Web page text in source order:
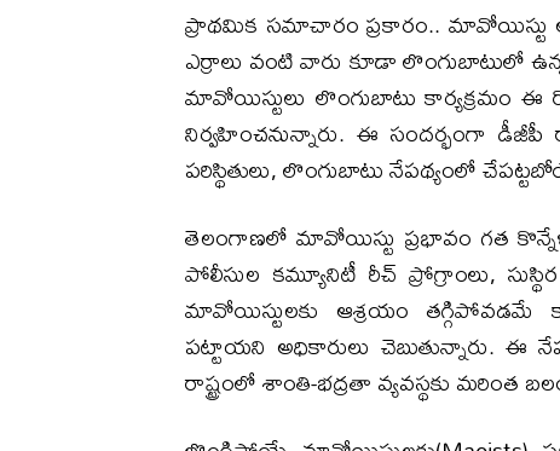
ప్రాథమిక సమాచారం ప్రకారం..
ఎర్రాలు వంటి వారు కూడా లొంగుబాటులో
మావోయిస్టులు లొంగుబాటు కార్యక్రమం
నిర్వహించనున్నారు. ఈ సందర్భంగా
పరిస్థితులు, లొంగుబాటు నేపథ్యంలో
తెలంగాణలో మావోయిస్టు ప్రభావం గత
పోలీసుల కమ్యూనిటీ రీచ్ ప్రోగ్రాంలు,
మావోయిస్టులకు ఆశ్రయం
పట్టాయని అధికారులు చెబుతున్నారు.
రాష్ట్రంలో శాంతి-భద్రతా వ్యవస్థకు మరింత